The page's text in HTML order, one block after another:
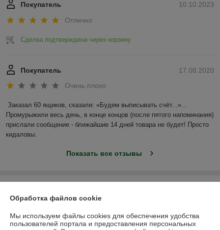
10.10.2023
Покупатель
Отлично
Сделка подтверждена через корзину
17.08.2020
Покупатель
Очень плохо
Заказал 60 ящиков, сказали: «Будем выписывать счёт...»...
Промурыжили весь день, в конце концов (после пятого напоминания)
прислали сообщение - ближайшие 14 дней товара не будет! Просто
кидаловы.
Показать все отзывы
Обработка файлов cookie
Мы используем файлы cookies для обеспечения удобства
пользователей портала и предоставления персональных